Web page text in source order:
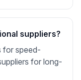
suppliers?
for speed-
for long-